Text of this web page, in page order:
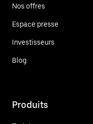
Nos offres
Espace presse
Investisseurs
Blog
Produits